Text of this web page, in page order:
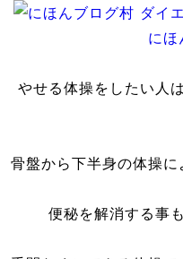
にほ
やせる体操をしたい人
骨盤から下半身の体操に
便秘を解消する事